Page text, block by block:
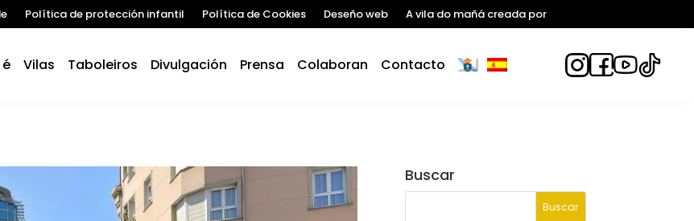
Política de protección infantil Política de Cookies Deseño web A vila do mañá creada por
Vilas Taboleiros Divulgación Prensa Colaboran Contacto
Buscar